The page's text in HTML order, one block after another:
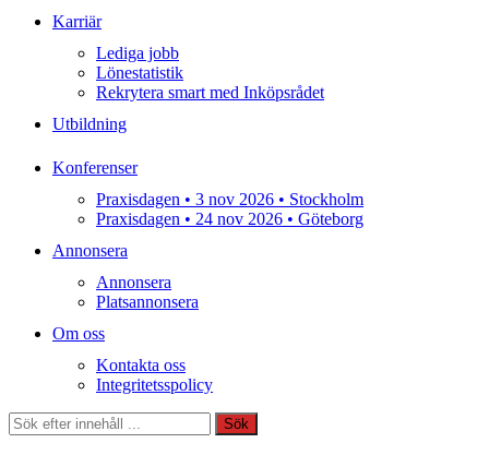
Karriär
Lediga jobb
Lönestatistik
Rekrytera smart med Inköpsrådet
Utbildning
Konferenser
Praxisdagen • 3 nov 2026 • Stockholm
Praxisdagen • 24 nov 2026 • Göteborg
Annonsera
Annonsera
Platsannonsera
Om oss
Kontakta oss
Integritetsspolicy
Sök
Sök